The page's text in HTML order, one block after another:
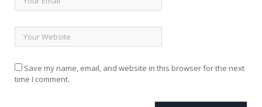
Save my name, email, and website in this browser for the next
time I comment.